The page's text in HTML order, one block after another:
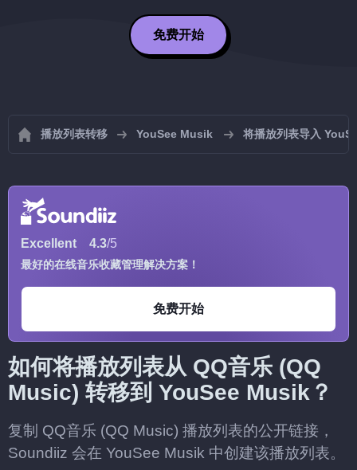
免费开始
播放列表转移 YouSee Musik 将播放列表导入
Excellent 4.3/5
最好的在线音乐收藏管理解决方案！
免费开始
如何将播放列表从 QQ音乐 (QQ
Music) 转移到 YouSee Musik？
复制 QQ音乐 (QQ Music) 播放列表的公开链接，
Soundiiz 会在 YouSee Musik 中创建该播放列表。